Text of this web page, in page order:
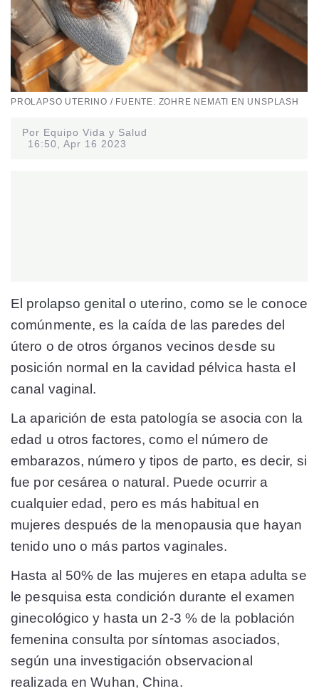
PROLAPSO UTERINO / FUENTE: ZOHRE NEMATI EN UNSPLASH
Por Equipo Vida y Salud
16:50, Apr 16 2023
El prolapso genital o uterino, como se le conoce
comúnmente, es la caída de las paredes del
útero o de otros órganos vecinos desde su
posición normal en la cavidad pélvica hasta el
canal vaginal.
La aparición de esta patología se asocia con la
edad u otros factores, como el número de
embarazos, número y tipos de parto, es decir, si
fue por cesárea o natural. Puede ocurrir a
cualquier edad, pero es más habitual en
mujeres después de la menopausia que hayan
tenido uno o más partos vaginales.
Hasta al 50% de las mujeres en etapa adulta se
le pesquisa esta condición durante el examen
ginecológico y hasta un 2-3 % de la población
femenina consulta por síntomas asociados,
según una investigación observacional
realizada en Wuhan, China.